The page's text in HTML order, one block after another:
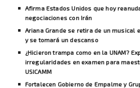
Afirma Estados Unidos que hoy
negociaciones con Irán
Ariana Grande se retira de un musical
y se tomará un descanso
¿Hicieron trampa como en la UNAM?
irregularidades en examen para
USICAMM
Fortalecen Gobierno de Empalme y